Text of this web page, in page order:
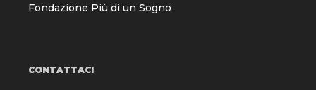
Fondazione Più di un Sogno
CONTATTACI